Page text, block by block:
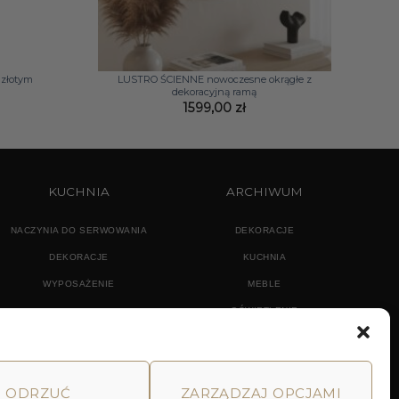
ODRZUĆ ZARZĄDZAJ OPCJAMI
LUSTRO ŚCIENNE nowoczesne okrągłe z
dekoracyjną ramą
1599,00 zł
KUCHNIA
NACZYNIA DO SERWOWANIA
DEKORACJE
WYPOSAŻENIE
ARCHIWUM
DEKORACJE
KUCHNIA
MEBLE
OŚWIETLENIE